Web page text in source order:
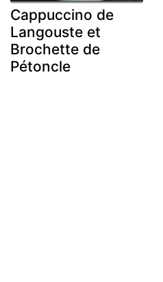
Cappuccino de
Langouste et
Brochette de
Pétoncle